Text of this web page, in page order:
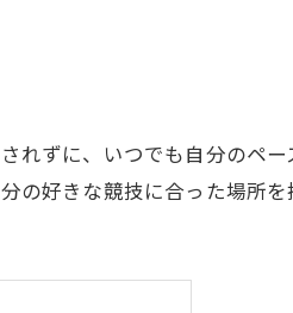
ずに、いつでも自分のペ
好きな競技に合った場所を